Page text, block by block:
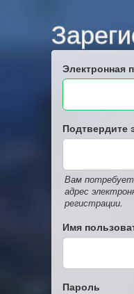
Электронная
Подтвердите
Вам
адрес
регистрации.
Имя
Пароль